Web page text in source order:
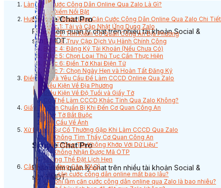
Simple Chat Pro
Phần mềm quản lý chat trên nhiều tài khoản Social &
sàn TMDT.
Simple Chat Pro
Phần mềm quản lý chat trên nhiều tài khoản Social &
sàn TMDT.
Làm Căn Cước Công Dân Online Qua Zalo Là Gì?
Ưu Điểm Nổi Bật
Hướng Dẫn 7 Bước Làm Căn Cước Công Dân Online Qua Zalo Chi Tiết
Bước 1: Tải và Cập Nhật Ứng Dụng Zalo
Bước 2: Tìm Kiếm Cơ Quan Công An Địa Phương
Bước 3: Truy Cập Dịch Vụ Hành Chính Công
Bước 4: Đăng Ký Tài Khoản (Nếu Chưa Có)
Bước 5: Chọn Loại Thủ Tục Cần Thực Hiện
Bước 6: Điền Tờ Khai Điện Tử
Bước 7: Chọn Ngày Hẹn và Hoàn Tất Đăng Ký
Điều Kiện và Yêu Cầu Để Làm CCCD Online Qua Zalo
Điều Kiện Về Địa Phương
Điều Kiện Về Độ Tuổi và Giấy Tờ
Có Thể Làm CCCD Khác Tỉnh Qua Zalo Không?
Giấy Tờ Cần Chuẩn Bị Khi Đến Cơ Quan Công An
Giấy Tờ Bắt Buộc
Yêu Cầu Về Ảnh
Xử Lý Các Sự Cố Thường Gặp Khi Làm CCCD Qua Zalo
Lỗi Không Tìm Thấy Cơ Quan Công An
Lỗi “Thông Tin Không Khớp Với Dữ Liệu”
Lỗi Không Nhận Được Mã OTP
Không Thể Đặt Lịch Hẹn
Câu Hỏi Thường Gặp (FAQ)
Làm căn cước công dân online mất bao lâu?
Chi phí làm căn cước công dân online qua Zalo là bao nhiêu?